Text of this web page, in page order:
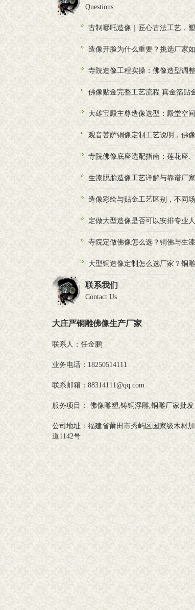
Questions
古制哪吒造像｜匠心古法工艺，塑
造像开脸为什么重要？挑选厂家如
寺院造像工程实操：佛像造型调整
佛像贴金完整工艺流程 真金箔贴
大雄宝殿主尊造像选型：殿堂空间
观音菩萨铜像定制工艺说明，佛像
寺院佛像底座选配指南：莲花座、
生漆脱胎造像工艺详解与靠谱厂
造像彩绘与贴金工艺区别，不同场
定做大型造像是否可以安排专业
寺院定做佛像怎么选？铜佛与生漆
大型铜造像定制怎么选厂家？铜
联系我们
Contact Us
大庄严铜雕佛像生产厂家
联系人：任金鹏
业务电话：18250514111
联系邮箱：88314111@qq.com
服务项目： 佛像雕塑,铸铜浮雕,铜雕厂家批发
公司地址：福建省莆田市秀屿区国家级木材
道1142号